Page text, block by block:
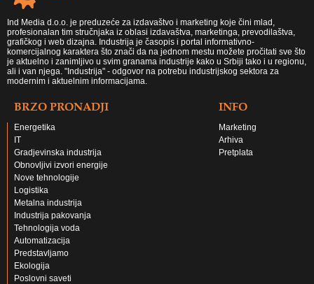
Ind Media d.o.o. je preduzeće za izdavaštvo i marketing koje čini mlad,
profesionalan tim stručnjaka iz oblasi izdavaštva, marketinga, prevodilaštva,
grafičkog i web dizajna. Industrija je časopis i portal informativno-
komercijalnog karaktera što znači da na jednom mestu možete pročitati sve što
je aktuelno i zanimljivo u svim granama industrije kako u Srbiji tako i u regionu,
ali i van njega. "Industrija" - odgovor na potrebu industrijskog sektora za
modernim i aktuelnim informacijama.
BRZO PRONADJI
Energetika
IT
Gradjevinska industrija
Obnovljivi izvori energije
Nove tehnologije
Logistika
Metalna industrija
Industrija pakovanja
Tehnologija voda
Automatizacija
Predstavljamo
Ekologija
Poslovni saveti
INFO
Marketing
Arhiva
Pretplata